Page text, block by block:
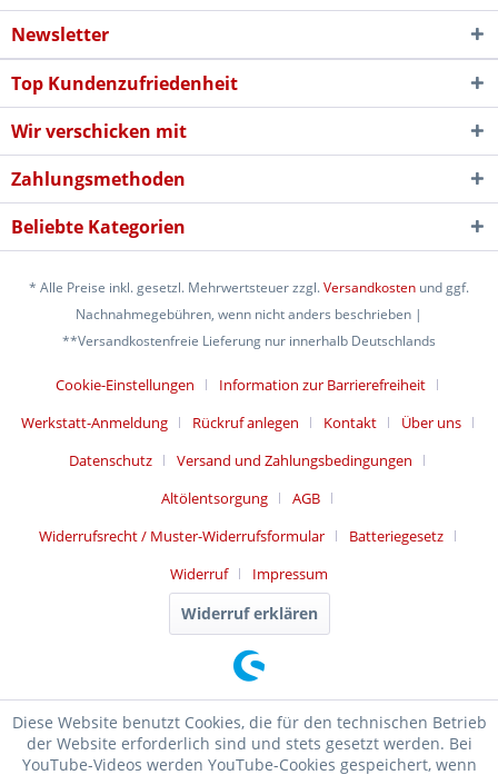
Newsletter
Top Kundenzufriedenheit
Wir verschicken mit
Zahlungsmethoden
Beliebte Kategorien
* Alle Preise inkl. gesetzl. Mehrwertsteuer zzgl.Versandkosten und ggf.
Nachnahmegebühren, wenn nicht anders beschrieben |
**Versandkostenfreie Lieferung nur innerhalb Deutschlands
Cookie-Einstellungen
Information zur Barrierefreiheit
Werkstatt-Anmeldung
Rückruf anlegen Kontakt
Über uns
Datenschutz
Versand und Zahlungsbedingungen
Altölentsorgung
AGB
Widerrufsrecht / Muster-Widerrufsformular
Batteriegesetz
Widerruf
Impressum
Widerruf erklären
Diese Website benutzt Cookies, die für den technischen Betrieb
der Website erforderlich sind und stets gesetzt werden. Bei
YouTube-Videos werden YouTube-Cookies gespeichert, wenn